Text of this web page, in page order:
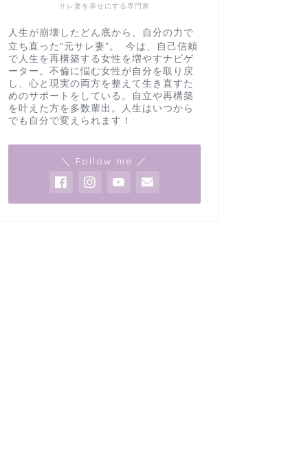
サレ妻を幸せにする専門家
人生が崩壊したどん底から、自分の力で
立ち直った“元サレ妻”。 今は、自己信頼
で人生を再構築する女性を増やすナビゲ
ーター。不倫に悩む女性が自分を取り戻
し、心と現実の両方を整えて生き直すた
めのサポートをしている。自立や再構築
を叶えた方を多数輩出。人生はいつから
でも自分で変えられます！
＼ Follow me ／